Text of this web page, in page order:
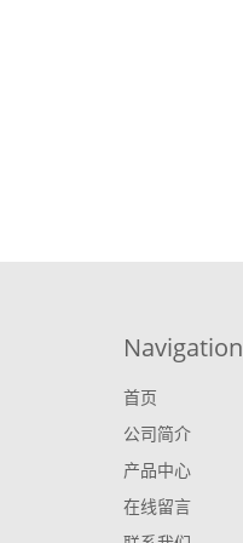
Navigation
首页
公司简介
产品中心
在线留言